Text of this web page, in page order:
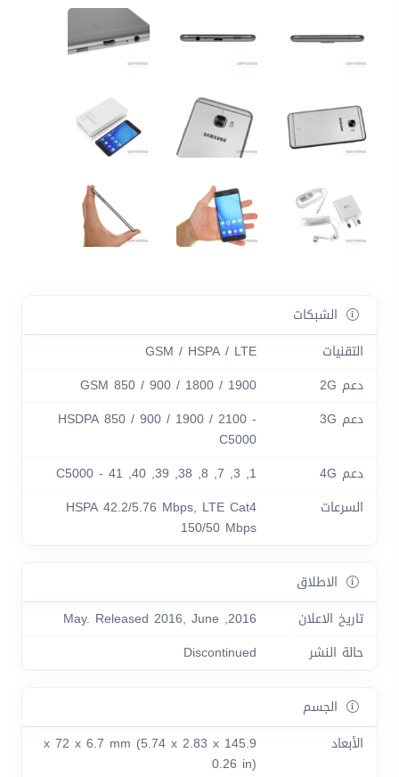
الشبكات
التقنيات
GSM / HSPA / LTE
دعم 2G
GSM 850 / 900 / 1800 / 1900
دعم 3G
HSDPA 850 / 900 / 1900 / 2100 -
C5000
دعم 4G
1, 3, 7, 8, 38, 39, 40, 41 - C5000
السرعات
HSPA 42.2/5.76 Mbps, LTE Cat4
150/50 Mbps
الاطلاق
تاريخ الاعلان
2016, May. Released 2016, June
حالة النشر
Discontinued
الجسم
الأبعاد
145.9 x 72 x 6.7 mm (5.74 x 2.83 x
0.26 in)